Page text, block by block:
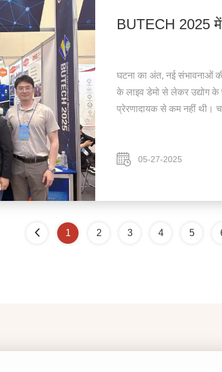
BUTECH 2025
घटना का अंत, नई संभावनाओं
के लाइव डेमो से लेकर उद्योग के
प्रेरणादायक से कम नहीं थी।
05-27-2025
1 2 3 4 5